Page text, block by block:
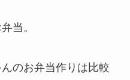
当。
のお弁当作りは比較